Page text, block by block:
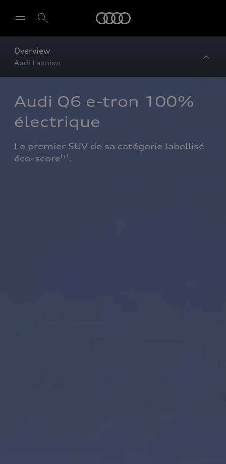
Overview
Audi Lannion
Audi Q6 e-tron 100%
électrique
Le premier SUV de sa catégorie labellisé
éco-score⁽¹⁾.